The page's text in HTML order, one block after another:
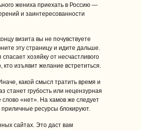
жениха приехать в Россию —
и заинтересованности
визита вы не почувствуете
эту страницу и идите дальше.
хозяйку от несчастливого
изъявит желание встретиться.
какой смысл тратить время и
станет грубость или нецензурная
«нет». На хамов же следует
ресурсы блокируют.
сайтах. Это даст вам